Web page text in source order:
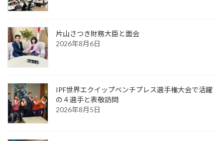
片山さつき財務大臣と面会
2026年8月6日
IPF世界エクイップベンチプレス選手権大会で活躍
の４選手と表敬訪問
2026年8月5日